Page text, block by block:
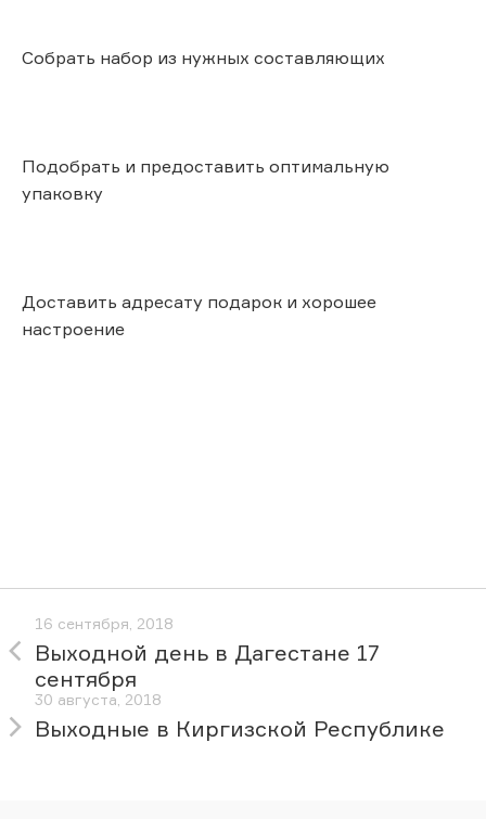
Собрать набор из нужных составляющих
Подобрать и предоставить оптимальную
упаковку
Доставить адресату подарок и хорошее
настроение
16 сентября, 2018
Выходной день в Дагестане 17
сентября
30 августа, 2018
Выходные в Киргизской Республике